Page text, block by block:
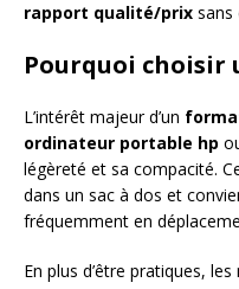
rapport qualité/prix sans
Pourquoi choisir
L’intérêt majeur d’un
ordinateur portable hp
légèreté et sa compacité.
dans un sac à dos et
fréquemment en
En plus d’être pratiques,